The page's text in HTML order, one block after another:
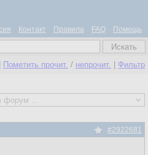
Контакт Правила FAQ Помощь
Пометить прочит. / непрочит. Фильтр
#2922681